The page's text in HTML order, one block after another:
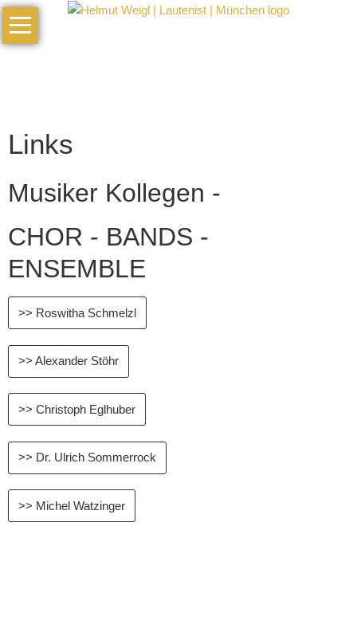
Navigation
überspringen
Home
Hörproben
Künstlerisches
Profil
Kontakt
Links
Impressum
Datenschutz
Links
Musiker Kollegen -
CHOR - BANDS -
ENSEMBLE
>> Roswitha Schmelzl
>> Alexander Stöhr
>> Christoph Eglhuber
>> Dr. Ulrich Sommerrock
>> Michel Watzinger